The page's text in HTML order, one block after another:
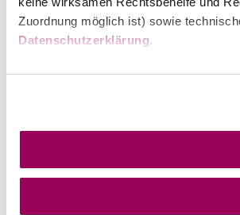
Zuordnung möglich ist) sowie
Datenschutzerklärung.